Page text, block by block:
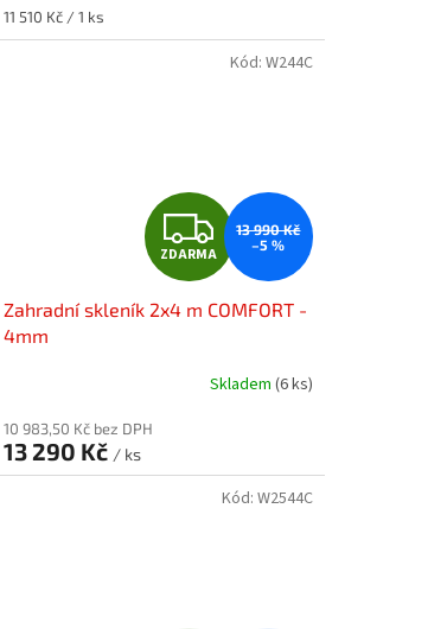
Měrná
cena:
11 510 Kč / 1 ks
Z
D
A
R
A
ZDARMA
13 990 Kč
–5 %
Zahradní skleník 2x4 m COMFORT -
4mm
Skladem (6 ks)
10 983,50 Kč bez DPH
13 290 Kč / ks
Kód: W244C
Kód: W2544C